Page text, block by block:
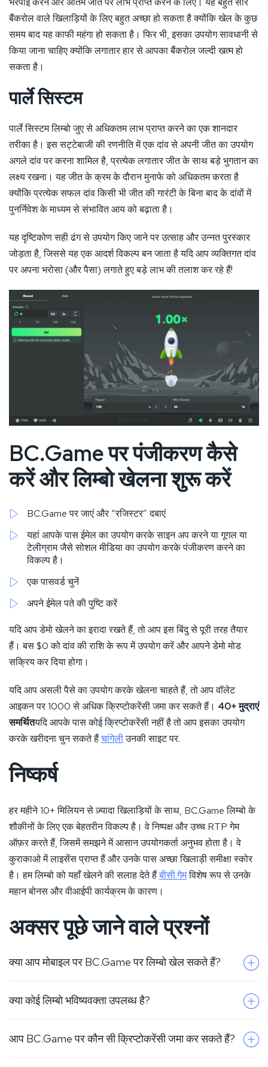
बैंकरोल वाले खिलाड़ियों के लिए बहुत अच्छा हो सकता है क्योंकि खेल के कुछ
समय बाद यह काफी महंगा हो सकता है। फिर भी, इसका उपयोग सावधानी से
किया जाना चाहिए क्योंकि लगातार हार से आपका बैंकरोल जल्दी खत्म हो
सकता है।
पार्ले सिस्टम
पार्ले सिस्टम लिम्बो जुए से अधिकतम लाभ प्राप्त करने का एक शानदार
तरीका है। इस सट्टेबाजी की रणनीति में एक दांव से अपनी जीत का उपयोग
अगले दांव पर करना शामिल है, प्रत्येक लगातार जीत के साथ बड़े भुगतान का
लक्ष्य रखना। यह जीत के क्रम के दौरान मुनाफे को अधिकतम करता है
क्योंकि प्रत्येक सफल दांव किसी भी जीत की गारंटी के बिना बाद के दांवों में
पुनर्निवेश के माध्यम से संभावित आय को बढ़ाता है।
यह दृष्टिकोण सही ढंग से उपयोग किए जाने पर उत्साह और उन्नत पुरस्कार
जोड़ता है, जिससे यह एक आदर्श विकल्प बन जाता है यदि आप व्यक्तिगत दांव
पर अपना भरोसा (और पैसा) लगाते हुए बड़े लाभ की तलाश कर रहे हैं!
BC.Game पर पंजीकरण कैसे
करें और लिम्बो खेलना शुरू करें
BC.Game पर जाएं और “रजिस्टर” दबाएं
यहां आपके पास ईमेल का उपयोग करके साइन अप करने या गूगल या
टेलीग्राम जैसे सोशल मीडिया का उपयोग करके पंजीकरण करने का
विकल्प है।
एक पासवर्ड चुनें
अपने ईमेल पते की पुष्टि करें
यदि आप डेमो खेलने का इरादा रखते हैं, तो आप इस बिंदु से पूरी तरह तैयार
हैं। बस $0 को दांव की राशि के रूप में उपयोग करें और आपने डेमो मोड
सक्रिय कर दिया होगा।
यदि आप असली पैसे का उपयोग करके खेलना चाहते हैं, तो आप वॉलेट
आइकन पर 1000 से अधिक क्रिप्टोकरेंसी जमा कर सकते हैं। 40+ मुद्राएं
समर्थितयदि आपके पास कोई क्रिप्टोकरेंसी नहीं है तो आप इसका उपयोग
करके खरीदना चुन सकते हैंचांगेलीउनकी साइट पर.
निष्कर्ष
हर महीने 10+ मिलियन से ज़्यादा खिलाड़ियों के साथ, BC.Game लिम्बो के
शौकीनों के लिए एक बेहतरीन विकल्प है। वे निष्पक्ष और उच्च RTP गेम
ऑफ़र करते हैं, जिसमें समझने में आसान उपयोगकर्ता अनुभव होता है। वे
कुराकाओ में लाइसेंस प्राप्त हैं और उनके पास अच्छा खिलाड़ी समीक्षा स्कोर
है। हम लिम्बो को यहाँ खेलने की सलाह देते हैंबीसी.गेमविशेष रूप से उनके
महान बोनस और वीआईपी कार्यक्रम के कारण।
अक्सर पूछे जाने वाले प्रश्नों
क्या आप मोबाइल पर BC.Game पर लिम्बो खेल सकते हैं?
हां, BC.Game मोबाइल डिवाइस पर खेलने का समर्थन करता है।
दोनों डिवाइस का समर्थन करते हैं।
क्या कोई लिम्बो भविष्यवक्ता उपलब्ध है?
गेम के एन्क्रिप्शन के कारण परिणामों की भविष्यवाणी करना
आप BC.Game पर कौन सी क्रिप्टोकरेंसी जमा कर सकते हैं?